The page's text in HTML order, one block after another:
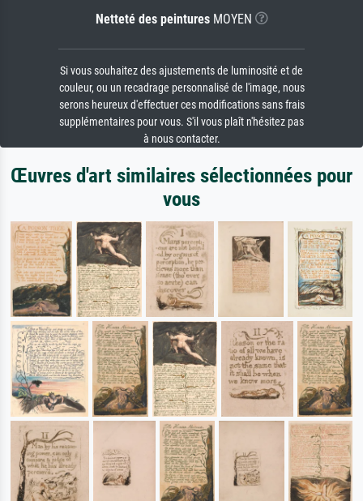
Netteté des peinturesMOYEN
Si vous souhaitez des ajustements de luminosité et de
couleur, ou un recadrage personnalisé de l'image, nous
serons heureux d'effectuer ces modifications sans frais
supplémentaires pour vous. S'il vous plaît n'hésitez pas
à nous contacter.
Œuvres d'art similaires sélectionnées pour
vous